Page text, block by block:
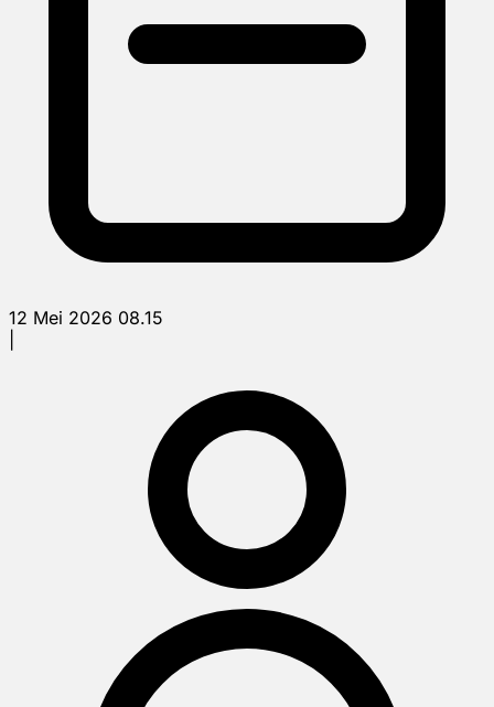
12 Mei 2026 08.15